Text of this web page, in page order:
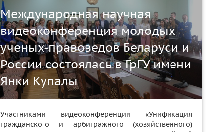
Международная научная
видеоконференция молодых
ученых-правоведов Беларуси и
России состоялась в ГрГУ имени
Янки Купалы
Участниками видеоконференции «Унификация
гражданского и арбитражного (хозяйственного)